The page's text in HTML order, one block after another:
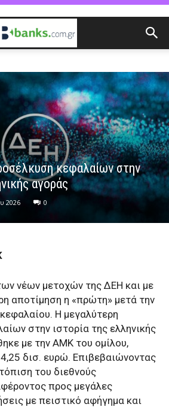
κεφαλαίων στην
αγοράς
2026 0
νέων μετοχών της ΔΕΗ και με
αποτίμηση η «πρώτη» μετά την
Η μεγαλύτερη
στην ιστορία της ελληνικής
με την ΑΜΚ του ομίλου,
δισ. ευρώ. Επιβεβαιώνοντας
του διεθνούς
προς μεγάλες
με πειστικό αφήγημα και